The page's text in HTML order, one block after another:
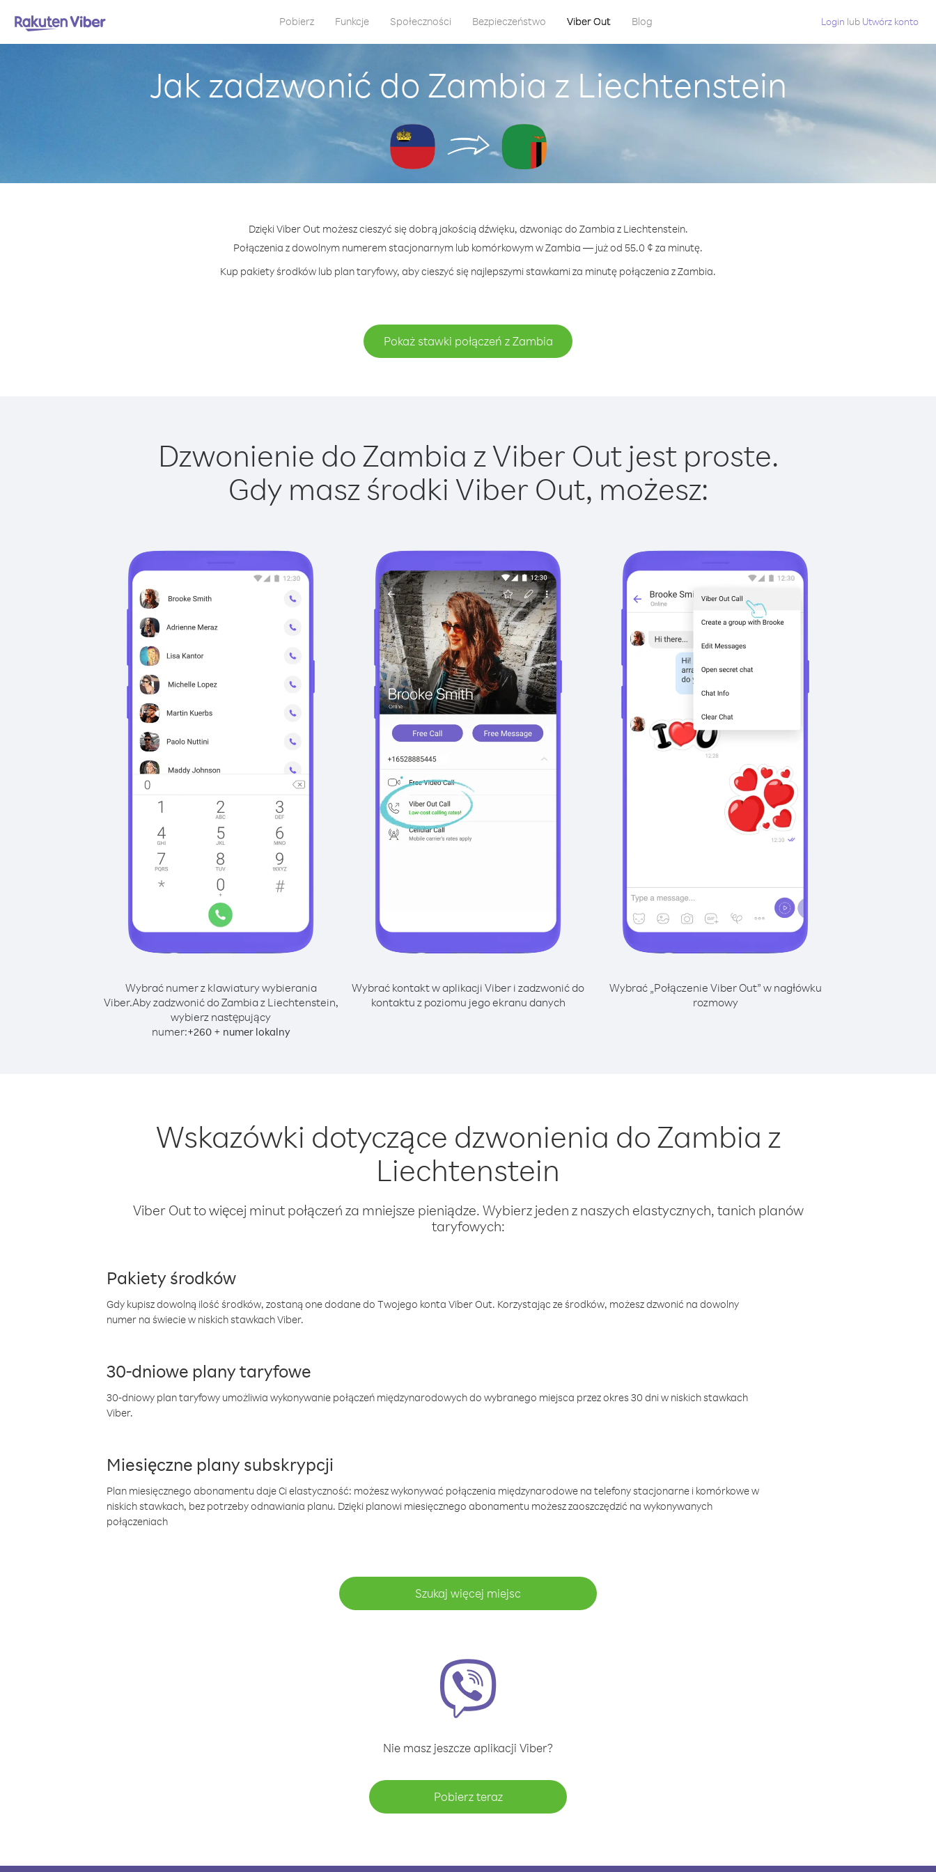
Pobierz Funkcje Społeczności Bezpieczeństwo Viber Out Blog Login lub Utwórz konto
Jak zadzwonić do Zambia z Liechtenstein
Dzięki Viber Out możesz cieszyć się dobrą jakością dźwięku, dzwoniąc do Zambia z Liechtenstein.
Połączenia z dowolnym numerem stacjonarnym lub komórkowym w Zambia — już od 55.0 ¢ za minutę.
Kup pakiety środków lub plan taryfowy, aby cieszyć się najlepszymi stawkami za minutę połączenia z Zambia.
Pokaż stawki połączeń z Zambia
Dzwonienie do Zambia z Viber Out jest proste.
Gdy masz środki Viber Out, możesz:
Wybrać numer z klawiatury wybierania
Viber.Aby zadzwonić do Zambia z Liechtenstein,
wybierz następujący
numer:+260+ numer lokalny
Wybrać kontakt w aplikacji Viber i zadzwonić do
kontaktu z poziomu jego ekranu danych
Wybrać „Połączenie Viber Out” w nagłówku
rozmowy
Wskazówki dotyczące dzwonienia do Zambia z
Liechtenstein
Viber Out to więcej minut połączeń za mniejsze pieniądze. Wybierz jeden z naszych elastycznych, tanich planów
taryfowych:
Pakiety środków
Gdy kupisz dowolną ilość środków, zostaną one dodane do Twojego konta Viber Out. Korzystając ze środków, możesz dzwonić na dowolny
numer na świecie w niskich stawkach Viber.
30-dniowe plany taryfowe
30-dniowy plan taryfowy umożliwia wykonywanie połączeń międzynarodowych do wybranego miejsca przez okres 30 dni w niskich stawkach
Viber.
Miesięczne plany subskrypcji
Plan miesięcznego abonamentu daje Ci elastyczność: możesz wykonywać połączenia międzynarodowe na telefony stacjonarne i komórkowe w
niskich stawkach, bez potrzeby odnawiania planu. Dzięki planowi miesięcznego abonamentu możesz zaoszczędzić na wykonywanych
połączeniach
Szukaj więcej miejsc
Nie masz jeszcze aplikacji Viber?
Pobierz teraz